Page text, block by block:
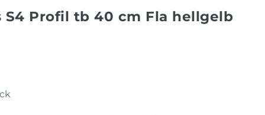
S4 Profil tb 40 cm Fla hellgelb